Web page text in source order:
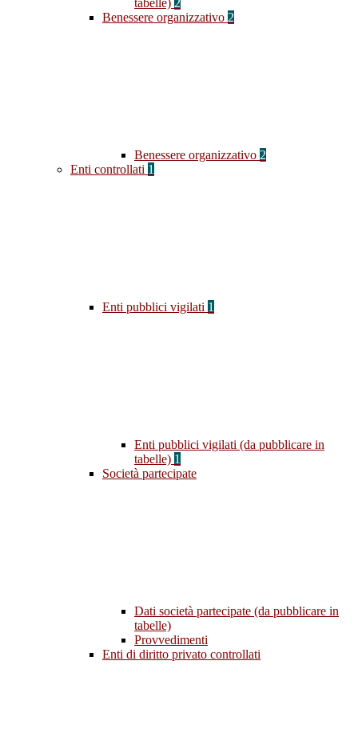
tabelle) 2
Benessere organizzativo 2
Benessere organizzativo 2
Enti controllati 1
Enti pubblici vigilati 1
Enti pubblici vigilati (da pubblicare in
tabelle) 1
Società partecipate
Dati società partecipate (da pubblicare in
tabelle)
Provvedimenti
Enti di diritto privato controllati